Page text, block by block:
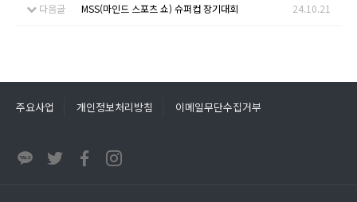
다음글
MSS(마인드 스포츠 쇼) 슈퍼컵 장기대회 24.10.21
주요사업 개인정보처리방침 이메일무단수집거부